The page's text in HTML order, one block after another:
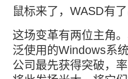
鼠标来了，WASD有
这场变革有两位主角
泛使用的Windows系
公司最先获得突破，